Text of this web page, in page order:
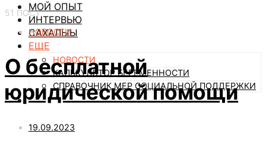
МОЙ ОПЫТ
ИНТЕРВЬЮ
САХАЛЫЫ
ЕЩЕ
НОВОСТИ
КАЛЬКУЛЯТОР БЕРЕМЕННОСТИ
СПРАВОЧНИК МЕР СОЦИАЛЬНОЙ ПОДДЕРЖКИ
51 ПОСТ
НОВОСТИ
О бесплатной
юридической помощи
19.09.2023